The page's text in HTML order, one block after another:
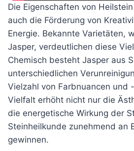
Die Eigenschaften von
auch die Förderung von
Energie. Bekannte Varietäten,
Jasper, verdeutlichen diese
Chemisch besteht Jasper aus
unterschiedlichen
Vielzahl von Farbnuancen und
Vielfalt erhöht nicht nur die
die energetische Wirkung der
Steinheilkunde zunehmend an
gewinnen.